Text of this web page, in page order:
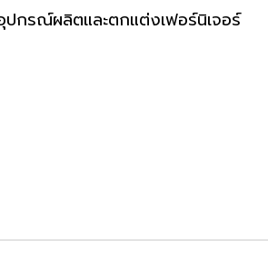
ปกรณ์ผลิตและตกแต่งเฟอร์นิเจอร์